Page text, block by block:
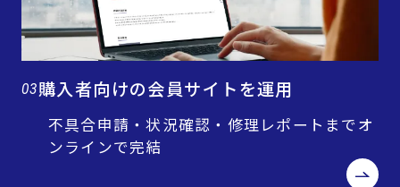
03購入者向けの会員サイトを運用
不具合申請・状況確認・修理レポートまでオ
ンラインで完結